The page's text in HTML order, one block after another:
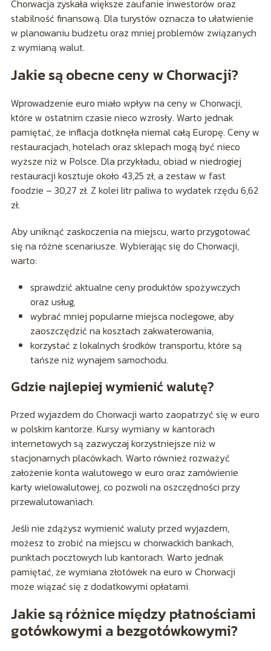
Chorwacja zyskała większe zaufanie inwestorów oraz
stabilność finansową. Dla turystów oznacza to ułatwienie
w planowaniu budżetu oraz mniej problemów związanych
z wymianą walut.
Jakie są obecne ceny w Chorwacji?
Wprowadzenie euro miało wpływ na ceny w Chorwacji,
które w ostatnim czasie nieco wzrosły. Warto jednak
pamiętać, że inflacja dotknęła niemal całą Europę. Ceny w
restauracjach, hotelach oraz sklepach mogą być nieco
wyższe niż w Polsce. Dla przykładu, obiad w niedrogiej
restauracji kosztuje około 43,25 zł, a zestaw w fast
foodzie – 30,27 zł. Z kolei litr paliwa to wydatek rzędu 6,62
zł.
Aby uniknąć zaskoczenia na miejscu, warto przygotować
się na różne scenariusze. Wybierając się do Chorwacji,
warto:
sprawdzić aktualne ceny produktów spożywczych
oraz usług,
wybrać mniej popularne miejsca noclegowe, aby
zaoszczędzić na kosztach zakwaterowania,
korzystać z lokalnych środków transportu, które są
tańsze niż wynajem samochodu.
Gdzie najlepiej wymienić walutę?
Przed wyjazdem do Chorwacji warto zaopatrzyć się w euro
w polskim kantorze. Kursy wymiany w kantorach
internetowych są zazwyczaj korzystniejsze niż w
stacjonarnych placówkach. Warto również rozważyć
założenie konta walutowego w euro oraz zamówienie
karty wielowalutowej, co pozwoli na oszczędności przy
przewalutowaniach.
Jeśli nie zdążysz wymienić waluty przed wyjazdem,
możesz to zrobić na miejscu w chorwackich bankach,
punktach pocztowych lub kantorach. Warto jednak
pamiętać, że wymiana złotówek na euro w Chorwacji
może wiązać się z dodatkowymi opłatami.
Jakie są różnice między płatnościami
gotówkowymi a bezgotówkowymi?